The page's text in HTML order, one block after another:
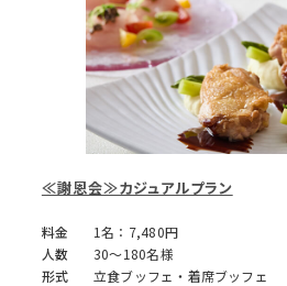
≪謝恩会≫カジュアルプラン
料金
1名：7,480円
人数
30～180名様
形式
立食ブッフェ・着席ブッフェ